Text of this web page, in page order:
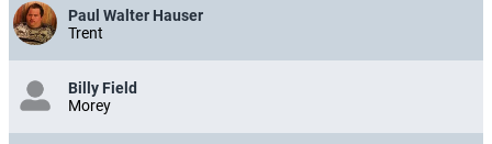
Paul Walter Hauser
Trent
Billy Field
Morey